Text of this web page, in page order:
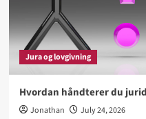
Jura og lovgivning
Hvordan håndterer du
Jonathan July 24, 2026